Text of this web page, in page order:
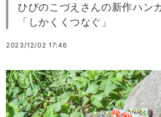
ひびのこづえさんの新作ハン
「しかくくつなぐ」
2023/12/02 17:46